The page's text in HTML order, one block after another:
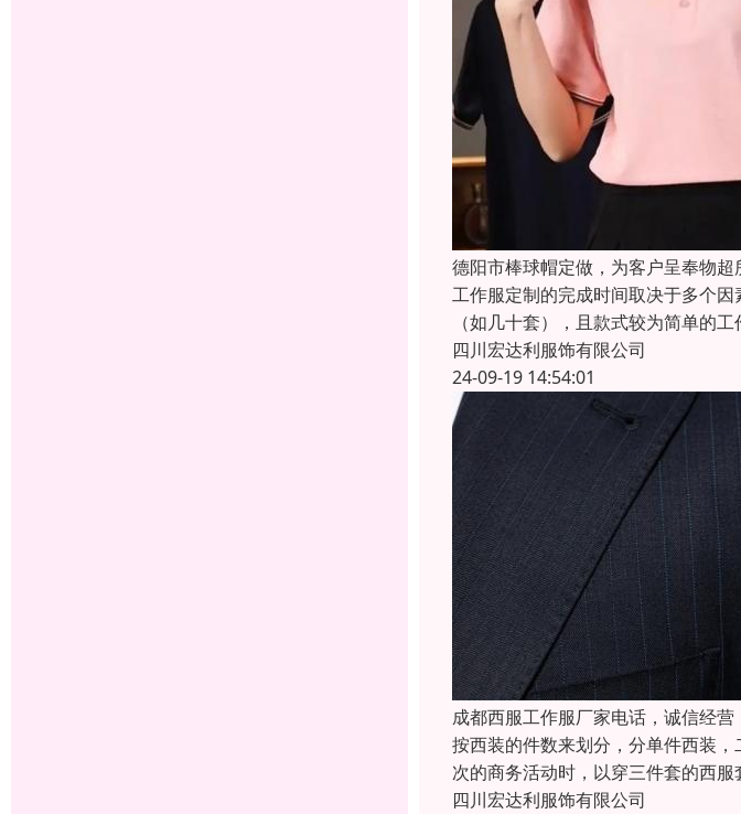
德阳市棒球帽定做，为客户呈奉物超
工作服定制的完成时间取决于多个
（如几十套），且款式较为简单的
四川宏达利服饰有限公司
24-09-19 14:54:01
成都西服工作服厂家电话，诚信经营
按西装的件数来划分，分单件西装
次的商务活动时，以穿三件套的西
四川宏达利服饰有限公司